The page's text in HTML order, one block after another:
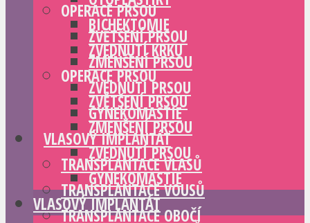
OPERACE PRSOU
ZVĚTŠENÍ PRSOU
ZMENŠENÍ PRSOU
ZVEDNUTÍ PRSOU
GYNEKOMASTIE
VLASOVÝ IMPLANTÁT
TRANSPLANTACE VLASŮ
TRANSPLANTACE VOUSŮ
TRANSPLANTACE OBOČÍ
BICHEKTOMIE
ZVEDNUTÍ KRKU
OPERACE PRSOU
ZVĚTŠENÍ PRSOU
ZMENŠENÍ PRSOU
ZVEDNUTÍ PRSOU
GYNEKOMASTIE
VLASOVÝ IMPLANTÁT